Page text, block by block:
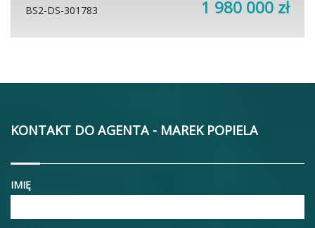
BS2-DS-301783 1 980 000 zł
KONTAKT DO AGENTA - MAREK POPIELA
IMIĘ